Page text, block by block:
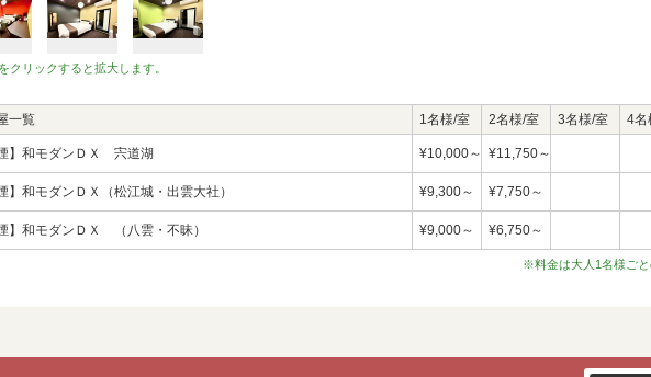
クリックすると拡大します。
一覧 1名様/室 2名様/室 3名様/室 4名
煙】和モダンＤＸ 宍道湖 ¥10,000～ ¥11,750～
】和モダンＤＸ（松江城・出雲大社） ¥9,300～ ¥7,750～
】和モダンＤＸ （八雲・不昧） ¥9,000～ ¥6,750～
※料金は大人1名様ごと